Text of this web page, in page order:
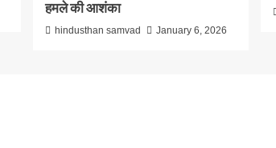
हमले की आशंका
hindusthan samvad January 6, 2026